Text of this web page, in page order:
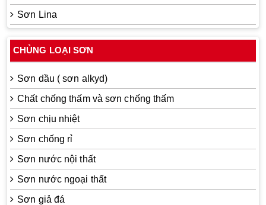
Sơn Lina
CHỦNG LOẠI SƠN
Sơn dầu ( sơn alkyd)
Chất chống thấm và sơn chống thấm
Sơn chịu nhiệt
Sơn chống rỉ
Sơn nước nội thất
Sơn nước ngoại thất
Sơn giả đá